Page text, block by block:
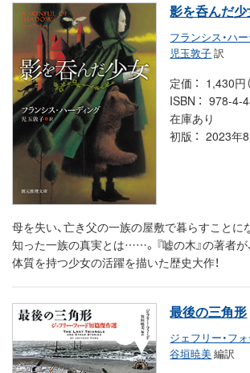
影を呑んだ
フランシス・ハ
児玉敦子訳
定価
1,430円
ISBN
978-4-
在庫あり
初版
2023年
母を失い、亡き父の一族の屋敷で暮らすことに
知った一族の真実とは……。『嘘の木』の著者が
体質を持つ少女の活躍を描いた歴史大作！
最後の三角形
ジェフリー・フ
谷垣暁美編訳